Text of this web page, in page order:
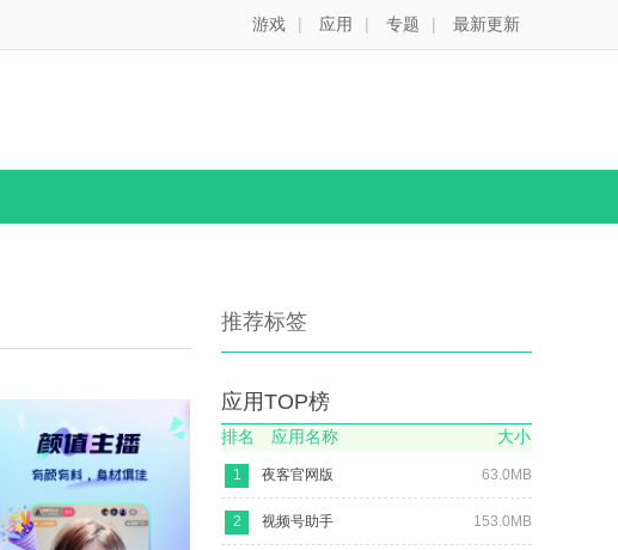
游戏 | 应用 | 专题 | 最新更新
推荐标签
应用TOP榜
排名 应用名称 大小
1 63.0MB
夜客官网版
2 153.0MB
视频号助手